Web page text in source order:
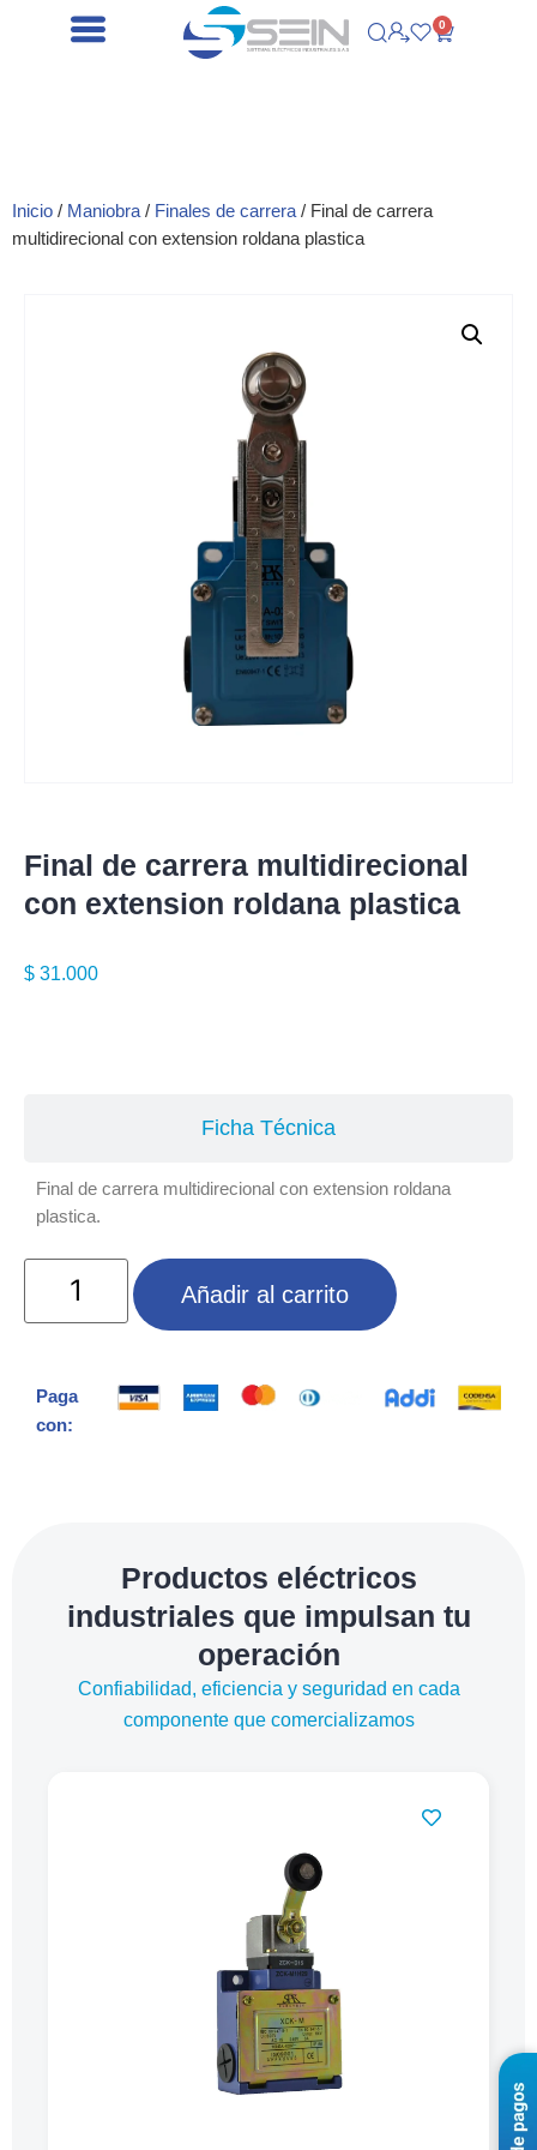
0
Inicio / Maniobra / Finales de carrera / Final de carrera
multidirecional con extension roldana plastica
Final de carrera multidirecional
con extension roldana plastica
$ 31.000
Ficha Técnica
Final de carrera multidirecional con extension roldana
plastica.
Añadir al carrito
Paga
con:
Productos eléctricos
industriales que impulsan tu
operación
Confiabilidad, eficiencia y seguridad en cada
componente que comercializamos